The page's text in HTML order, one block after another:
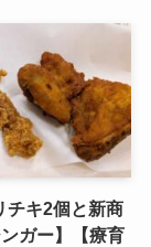
チキ2個と新商
ガー】【療育